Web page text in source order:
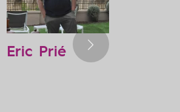
Eric Prié